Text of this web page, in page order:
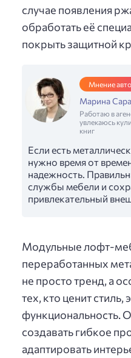
случае появления
обработать её
покрыть защитной
Мнение
Марина
Работаю в
увлекаюсь
книг
Если есть
нужно время от
надежность.
службы мебели и
привлекательный
Модульные лофт-
переработанных
не просто тренд, а
тех, кто ценит стиль,
функциональность.
создавать гибкое
адаптировать